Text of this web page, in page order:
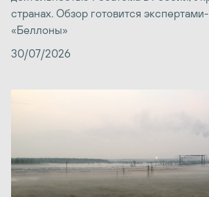
странах. Обзор готовится
«Беллоны»
30/07/2026